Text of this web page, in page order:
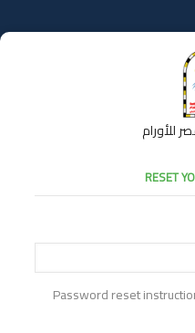
للأورام
RESET
Password reset